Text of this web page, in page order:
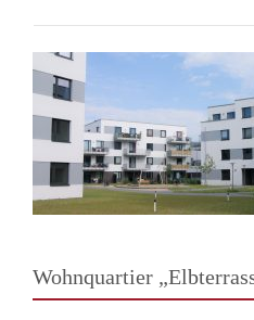
Wohnquartier